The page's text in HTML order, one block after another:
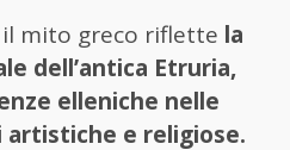
mito greco riflette la
dell’antica Etruria,
elleniche nelle
e religiose.